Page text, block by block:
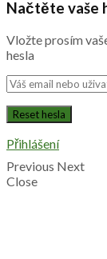
Načtěte vaše
Vložte prosím
hesla
Přihlášení
Previous Next
Close